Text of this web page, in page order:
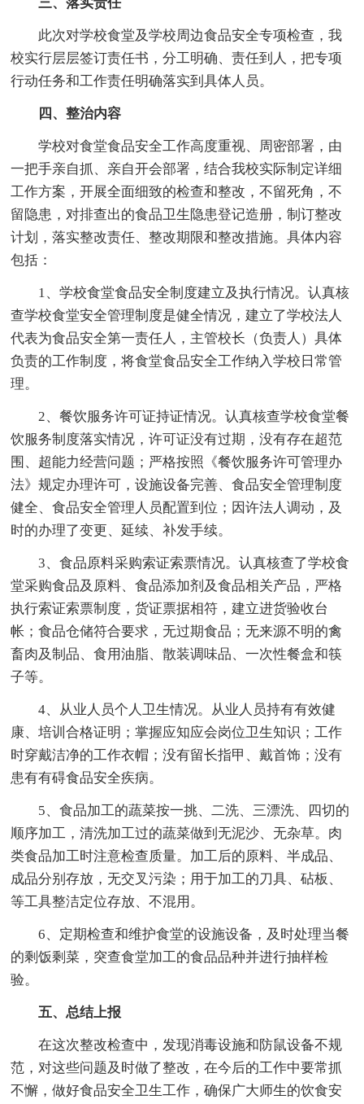
此次对学校食堂及学校周边食品安全专项检查，我
校实行层层签订责任书，分工明确、责任到人，把专项
行动任务和工作责任明确落实到具体人员。
四、整治内容
学校对食堂食品安全工作高度重视、周密部署，由
一把手亲自抓、亲自开会部署，结合我校实际制定详细
工作方案，开展全面细致的检查和整改，不留死角，不
留隐患，对排查出的食品卫生隐患登记造册，制订整改
计划，落实整改责任、整改期限和整改措施。具体内容
包括：
1、学校食堂食品安全制度建立及执行情况。认真核
查学校食堂安全管理制度是健全情况，建立了学校法人
代表为食品安全第一责任人，主管校长（负责人）具体
负责的工作制度，将食堂食品安全工作纳入学校日常管
理。
2、餐饮服务许可证持证情况。认真核查学校食堂餐
饮服务制度落实情况，许可证没有过期，没有存在超范
围、超能力经营问题；严格按照《餐饮服务许可管理办
法》规定办理许可，设施设备完善、食品安全管理制度
健全、食品安全管理人员配置到位；因许法人调动，及
时的办理了变更、延续、补发手续。
3、食品原料采购索证索票情况。认真核查了学校食
堂采购食品及原料、食品添加剂及食品相关产品，严格
执行索证索票制度，货证票据相符，建立进货验收台
帐；食品仓储符合要求，无过期食品；无来源不明的禽
畜肉及制品、食用油脂、散装调味品、一次性餐盒和筷
子等。
4、从业人员个人卫生情况。从业人员持有有效健
康、培训合格证明；掌握应知应会岗位卫生知识；工作
时穿戴洁净的工作衣帽；没有留长指甲、戴首饰；没有
患有有碍食品安全疾病。
5、食品加工的蔬菜按一挑、二洗、三漂洗、四切的
顺序加工，清洗加工过的蔬菜做到无泥沙、无杂草。肉
类食品加工时注意检查质量。加工后的原料、半成品、
成品分别存放，无交叉污染；用于加工的刀具、砧板、
等工具整洁定位存放、不混用。
6、定期检查和维护食堂的设施设备，及时处理当餐
的剩饭剩菜，突查食堂加工的食品品种并进行抽样检
验。
五、总结上报
在这次整改检查中，发现消毒设施和防鼠设备不规
范，对这些问题及时做了整改，在今后的工作中要常抓
不懈，做好食品安全卫生工作，确保广大师生的饮食安